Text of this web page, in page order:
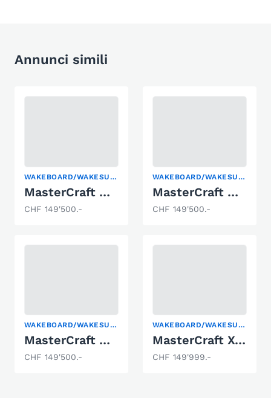
Annunci simili
WAKEBOARD/WAKESURF
MasterCraft NXT23 | 2026 | grey
CHF 149'500.-
WAKEBOARD/WAKESURF
MasterCraft NXT23 | 2026 | black
CHF 149'500.-
WAKEBOARD/WAKESURF
MasterCraft NXT23 | 2025 | red | demo
CHF 149'500.-
WAKEBOARD/WAKESURF
MasterCraft X-24
CHF 149'999.-